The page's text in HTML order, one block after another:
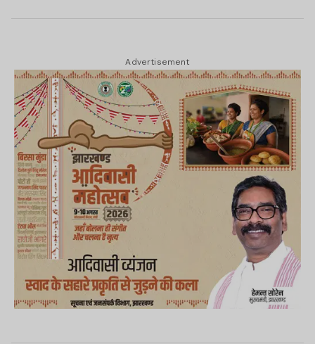
Advertisement